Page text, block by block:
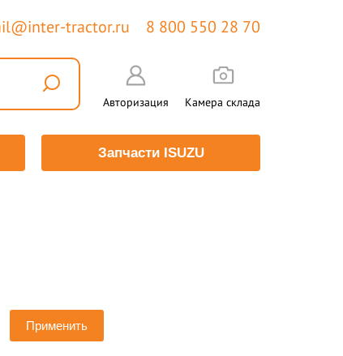
tractor.ru 8 800 550 28 70
Авторизация Камера склада
Запчасти ISUZU
Применить